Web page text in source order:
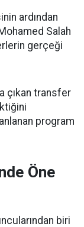
ardından
Salah
gerçeği
çıkan transfer
program
Öne
biri